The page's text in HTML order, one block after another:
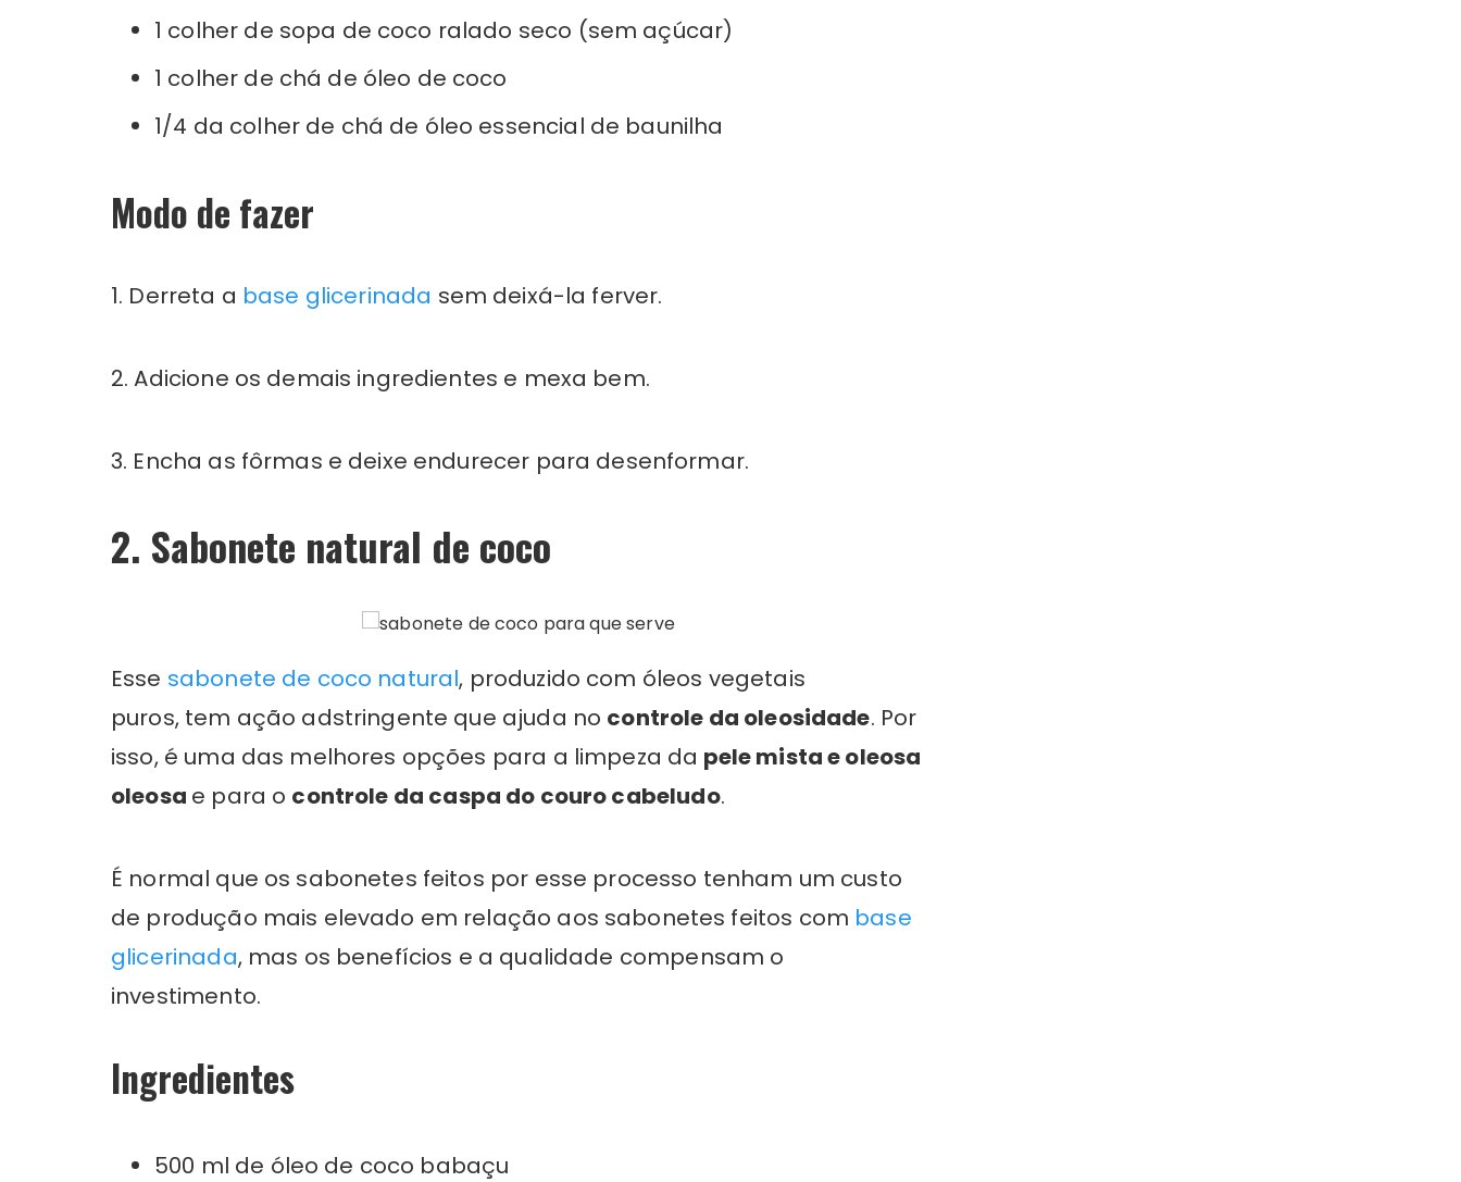
1 colher de sopa de coco ralado seco (sem açúcar)
1 colher de chá de óleo de coco
1/4 da colher de chá de óleo essencial de baunilha
Modo de fazer
1. Derreta a base glicerinada sem deixá-la ferver.
2. Adicione os demais ingredientes e mexa bem.
3. Encha as fôrmas e deixe endurecer para desenformar.
2. Sabonete natural de coco
Esse sabonete de coco natural, produzido com óleos vegetais
puros, tem ação adstringente que ajuda no controle da oleosidade. Por
isso, é uma das melhores opções para a limpeza da pele mista e oleosa
oleosa e para o controle da caspa do couro cabeludo.
É normal que os sabonetes feitos por esse processo tenham um custo
de produção mais elevado em relação aos sabonetes feitos com base
glicerinada, mas os benefícios e a qualidade compensam o
investimento.
Ingredientes
500 ml de óleo de coco babaçu